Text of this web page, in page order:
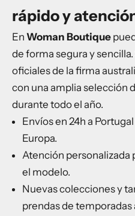
rápido y
En Woman Boutique
de forma segura y
oficiales de la firma
con una amplia selección
durante todo el año.
Envíos en 24h a
Europa.
Atención personalizada
el modelo.
Nuevas colecciones y
prendas de